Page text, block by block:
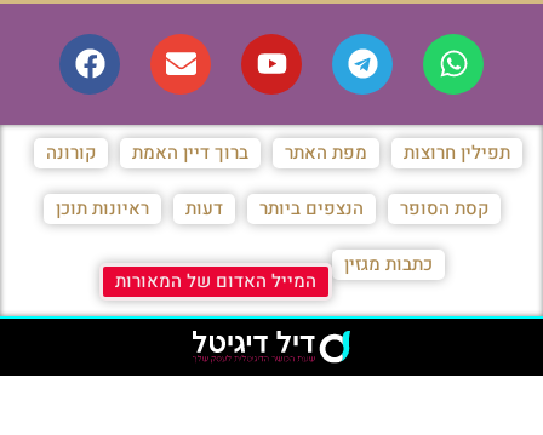
תפילין חרוצות מפת האתר ברוך דיין האמת קורונה
קסת הסופר הנצפים ביותר דעות ראיונות תוכן
כתבות מגזין
המייל האדום של המאורות